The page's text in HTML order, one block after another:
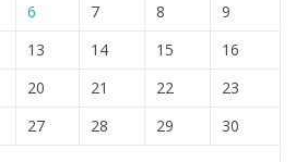
6 7 8
9
13 14 15
16
20 21 22
23
27 28 29
30